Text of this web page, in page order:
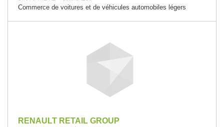
Commerce de voitures et de véhicules automobiles légers
RENAULT RETAIL GROUP